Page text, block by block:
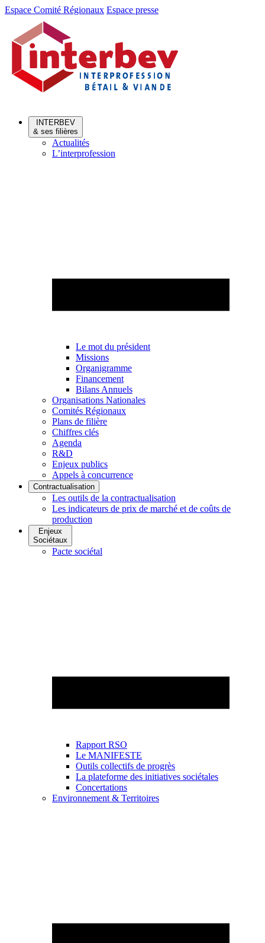
Aller
Aller
contenu
Espace Comité Régionaux Espace presse
INTERBEV
& ses filières
Actualités
L’interprofession
Le mot du président
Missions
Organigramme
Financement
Bilans Annuels
Organisations Nationales
Comités Régionaux
Plans de filière
Chiffres clés
Agenda
R&D
Enjeux publics
Appels à concurrence
Contractualisation
Les outils de la contractualisation
Les indicateurs de prix de marché et de coûts de
production
Enjeux
Sociétaux
Pacte sociétal
Rapport RSO
Le MANIFESTE
Outils collectifs de progrès
La plateforme des initiatives sociétales
Concertations
Environnement & Territoires